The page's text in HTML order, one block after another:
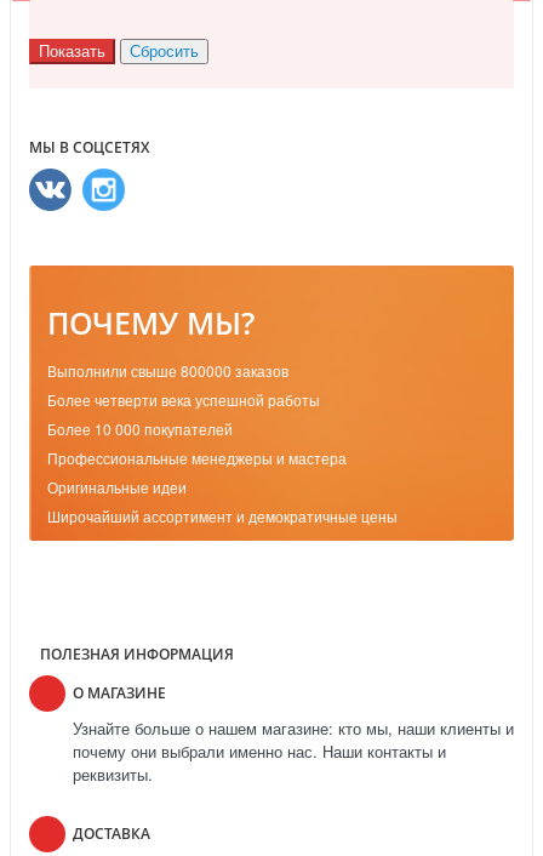
МЫ В СОЦСЕТЯХ
ПОЧЕМУ МЫ?
Выполнили свыше 800000 заказов
Более четверти века успешной работы
Более 10 000 покупателей
Профессиональные менеджеры и мастера
Оригинальные идеи
Широчайший ассортимент и демократичные цены
ПОЛЕЗНАЯ ИНФОРМАЦИЯ
О МАГАЗИНЕ
Узнайте больше о нашем магазине: кто мы, наши клиенты и
почему они выбрали именно нас. Наши контакты и
реквизиты.
ДОСТАВКА